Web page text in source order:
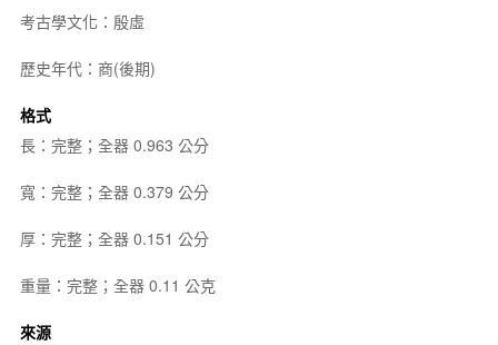
考古學文化：殷虛
歷史年代：商(後期)
格式
長：完整；全器 0.963 公分
寬：完整；全器 0.379 公分
厚：完整；全器 0.151 公分
重量：完整；全器 0.11 公克
來源